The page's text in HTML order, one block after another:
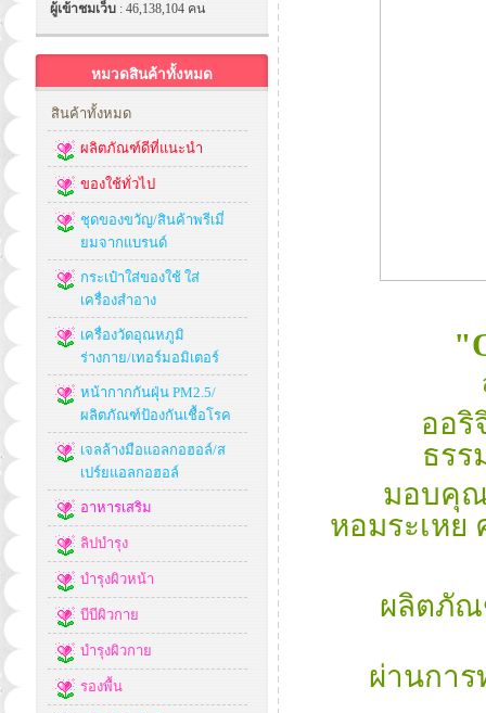
ผู้เข้าชมเว็บ : 46,138,104 คน
หมวดสินค้าทั้งหมด
สินค้าทั้งหมด
ผลิตภัณฑ์ดีที่แนะนำ
ของใช้ทั่วไป
ชุดของขวัญ/สินค้าพรีเมี่
ยมจากแบรนด์
กระเป๋าใส่ของใช้ ใส่
เครื่องสำอาง
เครื่องวัดอุณหภูมิ
ร่างกาย/เทอร์มอมิเตอร์
หน้ากากกันฝุ่น PM2.5/
ผลิตภัณฑ์ป้องกันเชื้อโรค
เจลล้างมือแอลกอฮอล์/ส
เปร์ยแอลกอฮอล์
อาหารเสริม
ลิปบำรุง
บำรุงผิวหน้า
บีบีผิวกาย
บำรุงผิวกาย
รองพื้น
ออริ
ธรร
มอบคุณ
หอมระเห
ผลิตภัณ
ผ่านกา